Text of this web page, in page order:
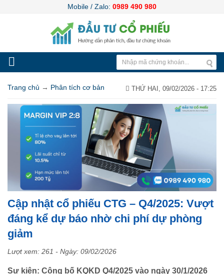
Mobile / Zalo: 0989 490 980
Trang chủ → Phân tích cơ bản THỨ HAI, 09/02/2026 - 17:25
Cập nhật cổ phiếu CTG – Q4/2025: Vượt
đáng kể dự báo nhờ chi phí dự phòng
giảm
Lượt xem: 261 - Ngày: 09/02/2026
Sự kiện: Công bố KQKD Q4/2025 vào ngày 30/1/2026